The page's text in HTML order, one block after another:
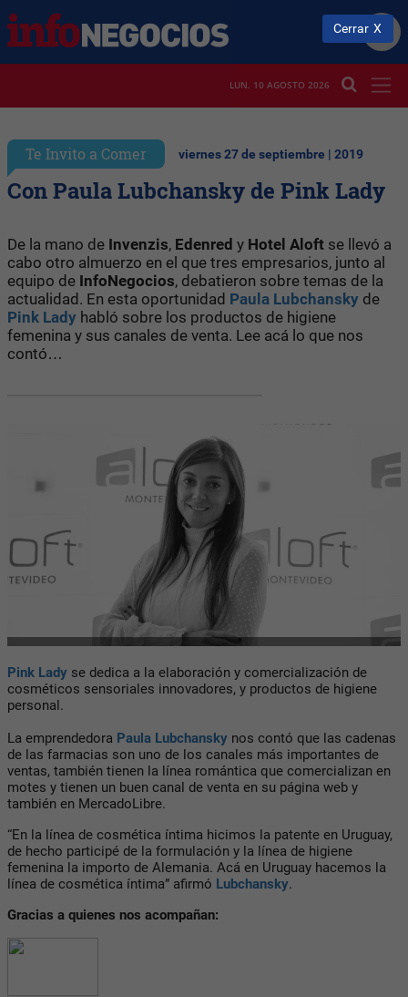
LUN. 10 AGOSTO 2026
Te Invito a Comer viernes 27 de septiembre | 2019
Con Paula Lubchansky de Pink Lady
De la mano de Invenzis, Edenred y Hotel Aloft se llevó a
cabo otro almuerzo en el que tres empresarios, junto al
equipo de InfoNegocios, debatieron sobre temas de la
actualidad. En esta oportunidad Paula Lubchansky de
Pink Lady habló sobre los productos de higiene
femenina y sus canales de venta. Lee acá lo que nos
contó…
Pink Lady se dedica a la elaboración y comercialización de
cosméticos sensoriales innovadores, y productos de higiene
personal.
La emprendedora Paula Lubchansky nos contó que las cadenas
de las farmacias son uno de los canales más importantes de
ventas, también tienen la línea romántica que comercializan en
motes y tienen un buen canal de venta en su página web y
también en MercadoLibre.
“En la línea de cosmética íntima hicimos la patente en Uruguay,
de hecho participé de la formulación y la línea de higiene
femenina la importo de Alemania. Acá en Uruguay hacemos la
línea de cosmética íntima” afirmó Lubchansky.
Gracias a quienes nos acompañan:
Cerrar